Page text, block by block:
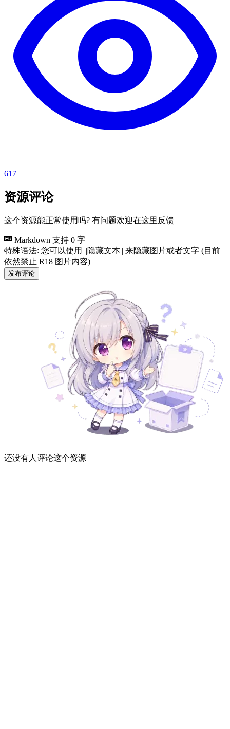
617
资源评论
这个资源能正常使用吗? 有问题欢迎在这里反馈
Markdown 支持 0 字
特殊语法: 您可以使用 ||隐藏文本|| 来隐藏图片或者文字 (目前
依然禁止 R18 图片内容)
发布评论
还没有人评论这个资源